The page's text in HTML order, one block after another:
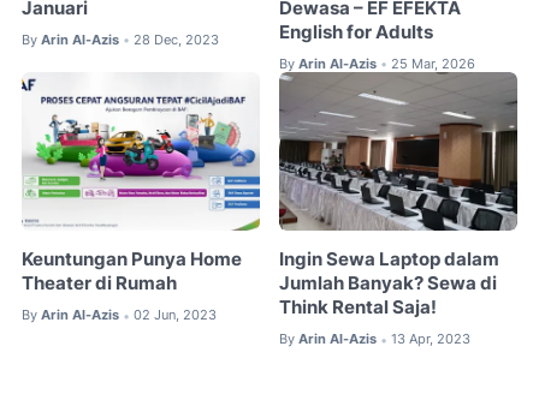
Januari
By Arin Al-Azis • 28 Dec, 2023
Dewasa – EF EFEKTA
English for Adults
By Arin Al-Azis • 25 Mar, 2026
Keuntungan Punya Home
Theater di Rumah
By Arin Al-Azis • 02 Jun, 2023
Ingin Sewa Laptop dalam
Jumlah Banyak? Sewa di
Think Rental Saja!
By Arin Al-Azis • 13 Apr, 2023